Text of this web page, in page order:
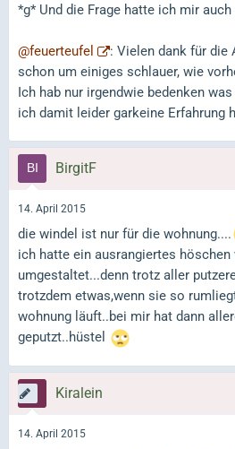
*g* Und die Frage hatte ich mir
@feuerteufel
: Vielen dank für die
schon um einiges schlauer, wie
Ich hab nur irgendwie bedenken
ich damit leider garkeine Erfahrung
BirgitF
14. April 2015
die windel ist nur für die wohnung....
ich hatte ein ausrangiertes höschen
umgestaltet...denn trotz aller
trotzdem etwas,wenn sie so
wohnung läuft..bei mir hat dann
geputzt..hüstel
Kiralein
14. April 2015